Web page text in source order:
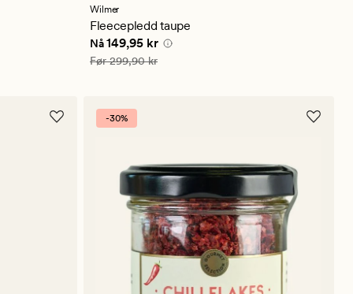
en
gjennomsnittlig
vurdering
på
5
Wilmer
Fleecepledd taupe
Nåværende pris
Nå149,95 kr
Vanlig pris 299,90 kr
Før299,90 kr
-30%